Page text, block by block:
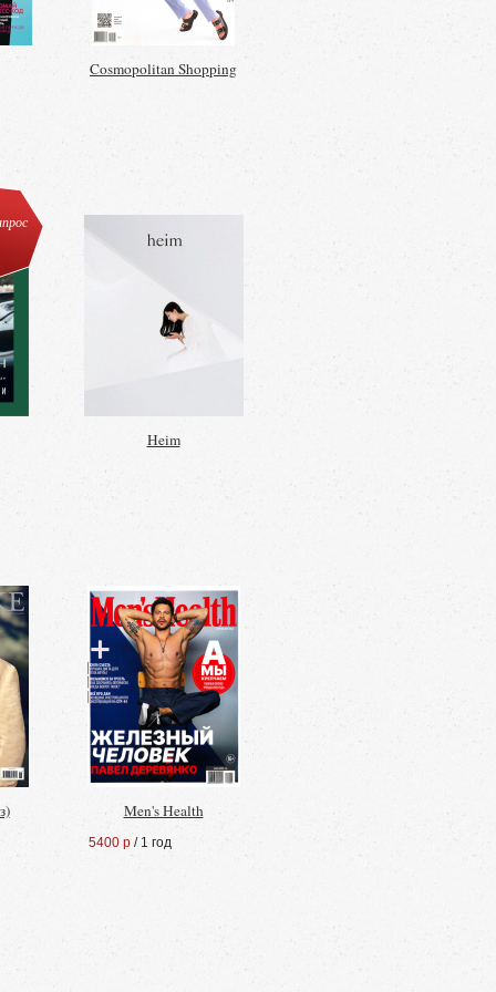
Cosmopolitan Shopping
Heim
Men's Health
5400 р / 1 год